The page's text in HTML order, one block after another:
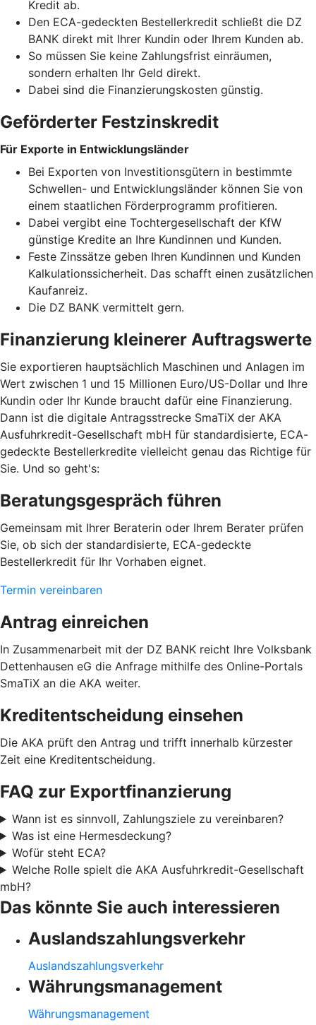
Kredit ab.
Den ECA-gedeckten Bestellerkredit schließt die DZ
BANK direkt mit Ihrer Kundin oder Ihrem Kunden ab.
So müssen Sie keine Zahlungsfrist einräumen,
sondern erhalten Ihr Geld direkt.
Dabei sind die Finanzierungskosten günstig.
Geförderter Festzinskredit
Für Exporte in Entwicklungsländer
Bei Exporten von Investitionsgütern in bestimmte
Schwellen- und Entwicklungsländer können Sie von
einem staatlichen Förderprogramm profitieren.
Dabei vergibt eine Tochtergesellschaft der KfW
günstige Kredite an Ihre Kundinnen und Kunden.
Feste Zinssätze geben Ihren Kundinnen und Kunden
Kalkulationssicherheit. Das schafft einen zusätzlichen
Kaufanreiz.
Die DZ BANK vermittelt gern.
Finanzierung kleinerer Auftragswerte
Sie exportieren hauptsächlich Maschinen und Anlagen im
Wert zwischen 1 und 15 Millionen Euro/US-Dollar und Ihre
Kundin oder Ihr Kunde braucht dafür eine Finanzierung.
Dann ist die digitale Antragsstrecke SmaTiX der AKA
Ausfuhrkredit-Gesellschaft mbH für standardisierte, ECA-
gedeckte Bestellerkredite vielleicht genau das Richtige für
Sie. Und so geht's:
Beratungsgespräch führen
Gemeinsam mit Ihrer Beraterin oder Ihrem Berater prüfen
Sie, ob sich der standardisierte, ECA-gedeckte
Bestellerkredit für Ihr Vorhaben eignet.
Termin vereinbaren
Antrag einreichen
In Zusammenarbeit mit der DZ BANK reicht Ihre Volksbank
Dettenhausen eG die Anfrage mithilfe des Online-Portals
SmaTiX an die AKA weiter.
Kreditentscheidung einsehen
Die AKA prüft den Antrag und trifft innerhalb kürzester
Zeit eine Kreditentscheidung.
FAQ zur Exportfinanzierung
Wann ist es sinnvoll, Zahlungsziele zu vereinbaren?
Was ist eine Hermesdeckung?
Wofür steht ECA?
Welche Rolle spielt die AKA Ausfuhrkredit-Gesellschaft
mbH?
Das könnte Sie auch interessieren
Auslandszahlungsverkehr
Auslandszahlungsverkehr
Währungsmanagement
Währungsmanagement